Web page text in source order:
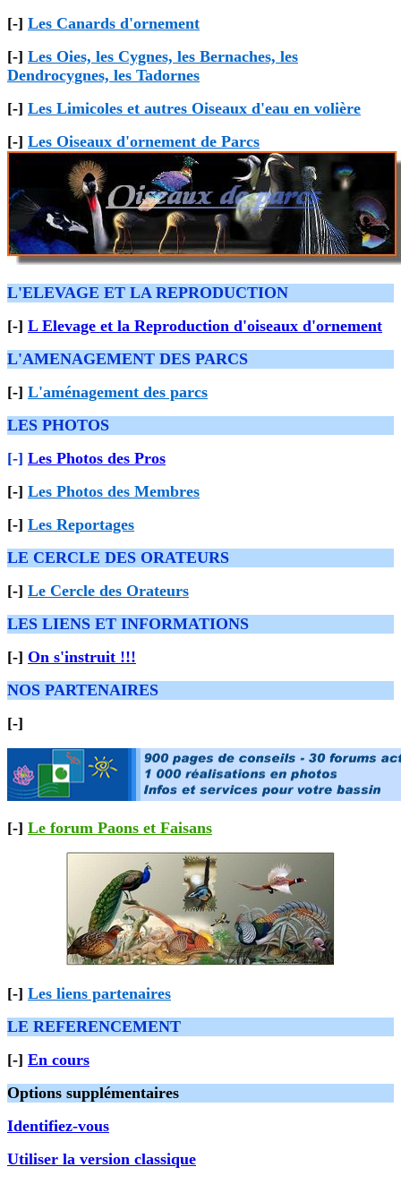
[-] Les Canards d'ornement
[-] Les Oies, les Cygnes, les Bernaches, les
Dendrocygnes, les Tadornes
[-] Les Limicoles et autres Oiseaux d'eau en volière
[-] Les Oiseaux d'ornement de Parcs
L'ELEVAGE ET LA REPRODUCTION
[-] L Elevage et la Reproduction d'oiseaux d'ornement
L'AMENAGEMENT DES PARCS
[-] L'aménagement des parcs
LES PHOTOS
[-] Les Photos des Pros
[-] Les Photos des Membres
[-] Les Reportages
LE CERCLE DES ORATEURS
[-] Le Cercle des Orateurs
LES LIENS ET INFORMATIONS
[-] On s'instruit !!!
NOS PARTENAIRES
[-]
[-] Le forum Paons et Faisans
[-] Les liens partenaires
LE REFERENCEMENT
[-] En cours
Options supplémentaires
Identifiez-vous
Utiliser la version classique